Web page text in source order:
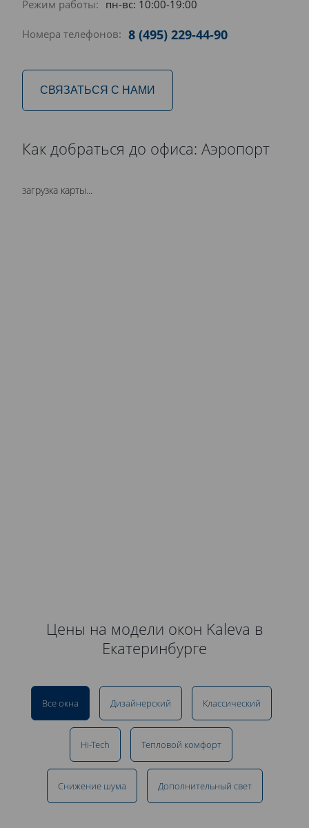
Режим работы: пн-вс: 10:00-19:00
Номера телефонов: 8 (495) 229-44-90
СВЯЗАТЬСЯ С НАМИ
Как добраться до офиса: Аэропорт
загрузка карты...
Цены на модели окон Kaleva в
Екатеринбурге
Все окна Дизайнерский Классический
Hi-Tech Тепловой комфорт
Снижение шума Дополнительный свет